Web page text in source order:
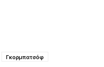
Γκορμπατσόφ